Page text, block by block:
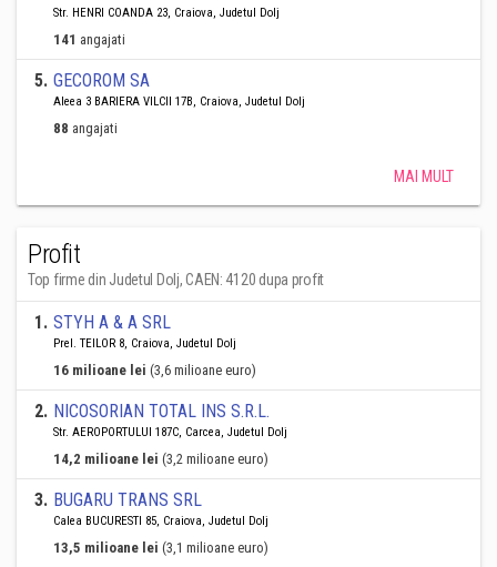
Str. HENRI COANDA 23, Craiova, Judetul Dolj
141 angajati
5. GECOROM SA
Aleea 3 BARIERA VILCII 17B, Craiova, Judetul Dolj
88 angajati
MAI MULT
Profit
Top firme din Judetul Dolj, CAEN: 4120 dupa profit
1. STYH A & A SRL
Prel. TEILOR 8, Craiova, Judetul Dolj
16 milioane lei (3,6 milioane euro)
2. NICOSORIAN TOTAL INS S.R.L.
Str. AEROPORTULUI 187C, Carcea, Judetul Dolj
14,2 milioane lei (3,2 milioane euro)
3. BUGARU TRANS SRL
Calea BUCURESTI 85, Craiova, Judetul Dolj
13,5 milioane lei (3,1 milioane euro)